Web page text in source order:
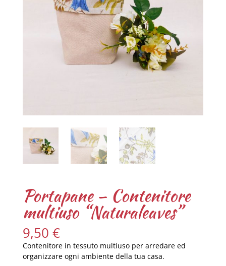
Portapane – Contenitore
multiuso “Naturaleaves”
9,50 €
Contenitore in tessuto multiuso per arredare ed
organizzare ogni ambiente della tua casa.